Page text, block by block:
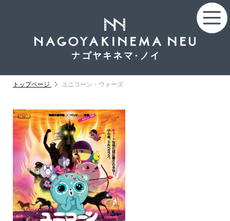
トップページ ユニコーン・ウォーズ